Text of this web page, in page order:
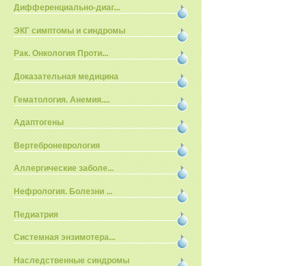
Дифференциально-диаг...
ЭКГ симптомы и синдромы
Рак. Онкология Проти...
Доказательная медицина
Гематология. Анемия....
Адаптогены
Вертеброневрология
Аллергические заболе...
Нефрология. Болезни ...
Педиатрия
Системная энзимотера...
Наследственные синдромы